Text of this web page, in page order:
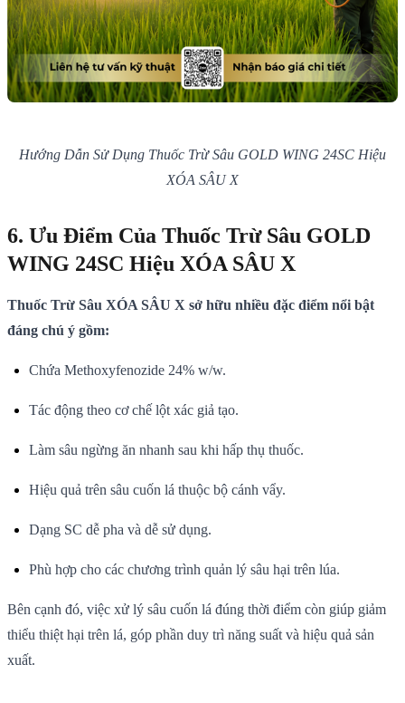
Hướng Dẫn Sử Dụng Thuốc Trừ Sâu GOLD WING 24SC Hiệu
XÓA SÂU X
6. Ưu Điểm Của Thuốc Trừ Sâu GOLD
WING 24SC Hiệu XÓA SÂU X
Thuốc Trừ Sâu XÓA SÂU X sở hữu nhiều đặc điểm nổi bật
đáng chú ý gồm:
Chứa Methoxyfenozide 24% w/w.
Tác động theo cơ chế lột xác giả tạo.
Làm sâu ngừng ăn nhanh sau khi hấp thụ thuốc.
Hiệu quả trên sâu cuốn lá thuộc bộ cánh vẩy.
Dạng SC dễ pha và dễ sử dụng.
Phù hợp cho các chương trình quản lý sâu hại trên lúa.
Bên cạnh đó, việc xử lý sâu cuốn lá đúng thời điểm còn giúp giảm
thiểu thiệt hại trên lá, góp phần duy trì năng suất và hiệu quả sản
xuất.